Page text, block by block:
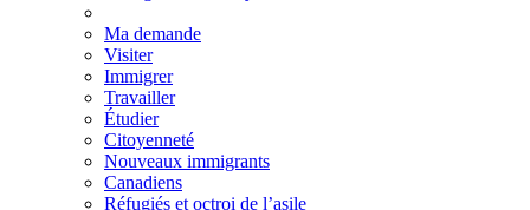
Ma demande
Visiter
Immigrer
Travailler
Étudier
Citoyenneté
Nouveaux immigrants
Canadiens
Réfugiés et octroi de l’asile